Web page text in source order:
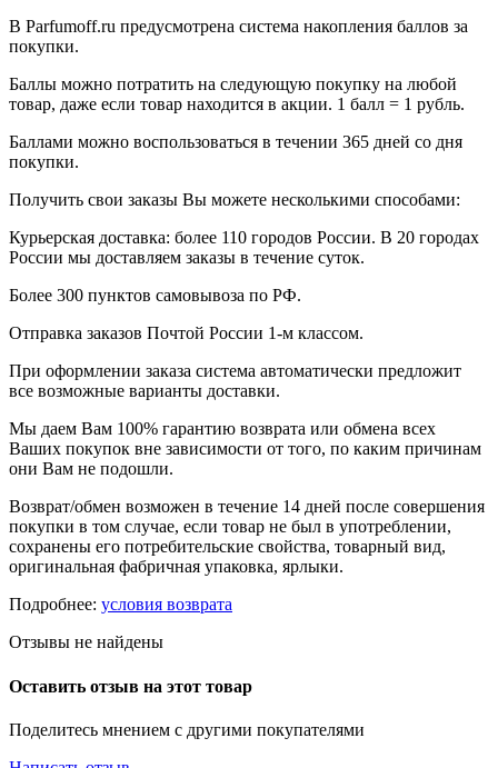
В Parfumoff.ru предусмотрена система накопления баллов за
покупки.
Баллы можно потратить на следующую покупку на любой
товар, даже если товар находится в акции. 1 балл = 1 рубль.
Баллами можно воспользоваться в течении 365 дней со дня
покупки.
Получить свои заказы Вы можете несколькими способами:
Курьерская доставка: более 110 городов России. В 20 городах
России мы доставляем заказы в течение суток.
Более 300 пунктов самовывоза по РФ.
Отправка заказов Почтой России 1-м классом.
При оформлении заказа система автоматически предложит
все возможные варианты доставки.
Мы даем Вам 100% гарантию возврата или обмена всех
Ваших покупок вне зависимости от того, по каким причинам
они Вам не подошли.
Возврат/обмен возможен в течение 14 дней после совершения
покупки в том случае, если товар не был в употреблении,
сохранены его потребительские свойства, товарный вид,
оригинальная фабричная упаковка, ярлыки.
Подробнее: условия возврата
Отзывы не найдены
Оставить отзыв на этот товар
Поделитесь мнением с другими покупателями